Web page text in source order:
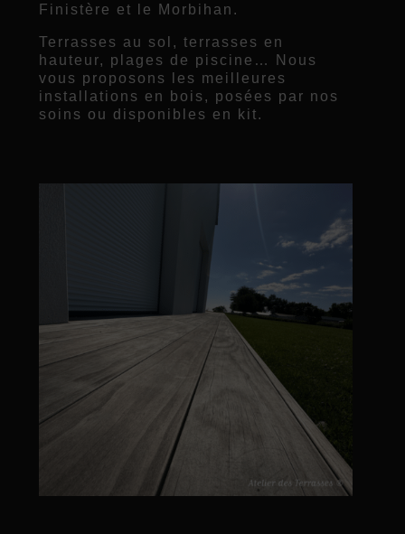
Finistère et le Morbihan.
Terrasses au sol, terrasses en
hauteur, plages de piscine… Nous
vous proposons les meilleures
installations en bois, posées par nos
soins ou disponibles en kit.